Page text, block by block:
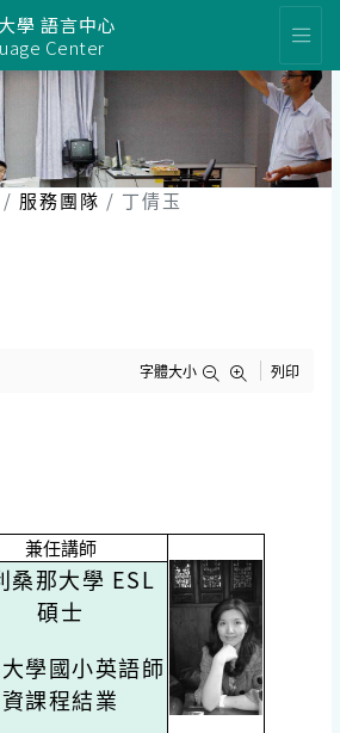
學 語言中心
Center
服務團隊 丁倩玉
字體大小 列印
兼任講師
桑那大學 ESL
碩士
學國小英語師
資課程結業